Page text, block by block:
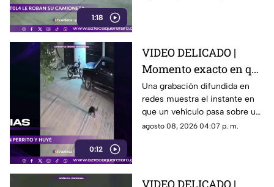
1:18
0:12
VIDEO DELICADO |
Momento exacto en que
camioneta atropella a
un perro y conductor
escapa
Una grabación difundida en
redes muestra el instante en
que un vehículo pasa sobre un
perro y continúa su camino sin
agosto 08, 2026 04:07 p. m.
VIDEO DELICADO |